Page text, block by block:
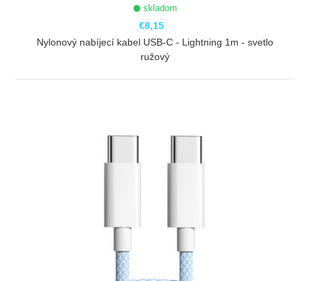
skladom
€8,15
Nylonový nabíjecí kabel USB-C - Lightning 1m - svetlo
ružový